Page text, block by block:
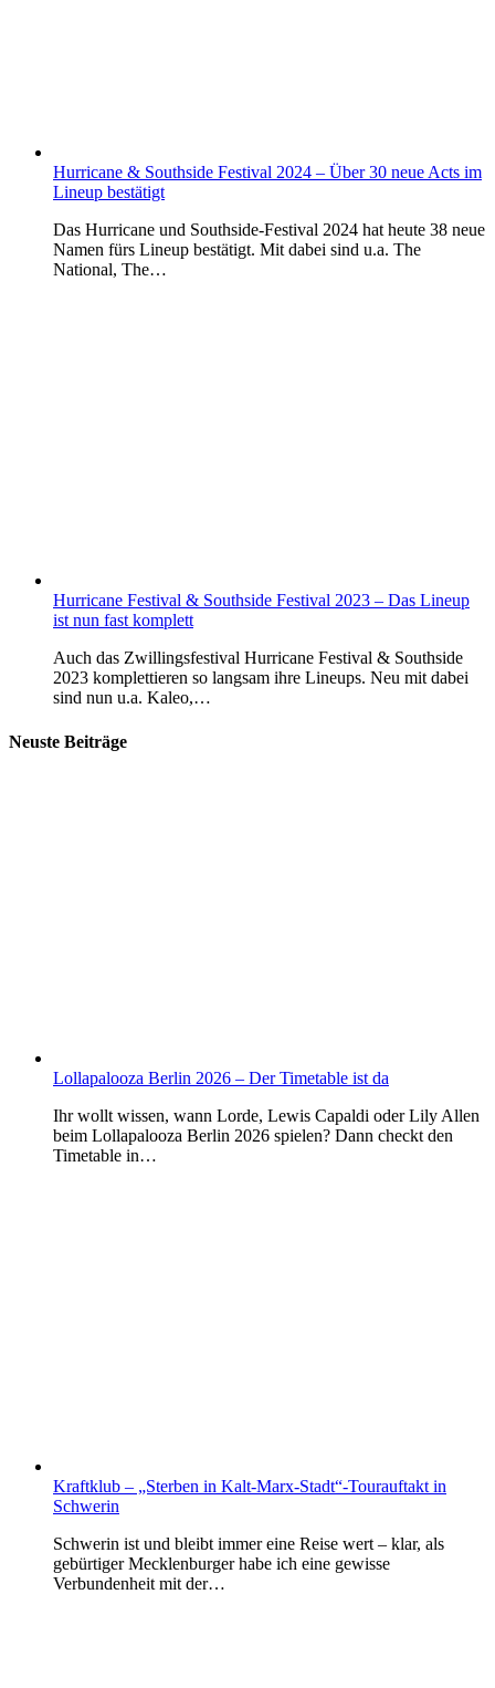
Hurricane & Southside Festival 2024 – Über 30 neue Acts im
Lineup bestätigt
Das Hurricane und Southside-Festival 2024 hat heute 38 neue
Namen fürs Lineup bestätigt. Mit dabei sind u.a. The
National, The…
Hurricane Festival & Southside Festival 2023 – Das Lineup
ist nun fast komplett
Auch das Zwillingsfestival Hurricane Festival & Southside
2023 komplettieren so langsam ihre Lineups. Neu mit dabei
sind nun u.a. Kaleo,…
Neuste Beiträge
Lollapalooza Berlin 2026 – Der Timetable ist da
Ihr wollt wissen, wann Lorde, Lewis Capaldi oder Lily Allen
beim Lollapalooza Berlin 2026 spielen? Dann checkt den
Timetable in…
Kraftklub – „Sterben in Kalt-Marx-Stadt“-Tourauftakt in
Schwerin
Schwerin ist und bleibt immer eine Reise wert – klar, als
gebürtiger Mecklenburger habe ich eine gewisse
Verbundenheit mit der…